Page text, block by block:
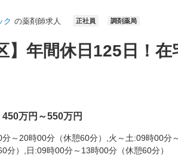
ク の薬剤師求人 正社員 調剤薬局
】年間休日125日！
450万円～550万円
分～20時00分（休憩60分）,火～土:09時00分
分）,日:09時00分～13時00分（休憩60分）